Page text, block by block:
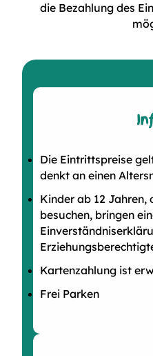
die Bezahlung des
Die Eintrittspreise
denkt an einen
Kinder ab 12 Jahren,
besuchen, bringen
Kartenzahlung ist
Frei Parken